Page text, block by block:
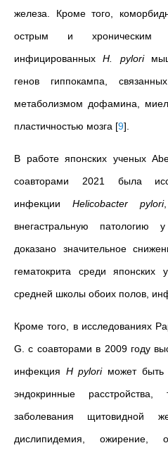
железа. Кроме того,
острым и хроническим
инфицированныхН. pylori
генов гиппокампа,
метаболизмом дофамина,
пластичностью мозга [9]
В работе японских ученых
соавторами 2021 была
инфекции Helicobacter pylori
внегастральную
доказано значительное
гематокрита среди японских
средней школы обоих полов,
Кроме того, в исследованиях
G. с соавторами в 2009 году
инфекция H pylori может быть
эндокринные
заболевания щитовидной
дислипидемия, ожирение,